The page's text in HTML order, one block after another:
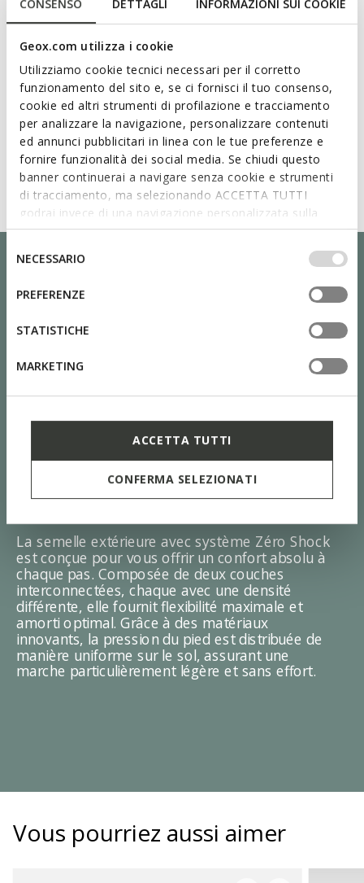
CONSENSO DETTAGLI INFORMAZIONI SUI COOKIE
Geox.com utilizza i cookie
Utilizziamo cookie tecnici necessari per il corretto
funzionamento del sito e, se ci fornisci il tuo consenso,
cookie ed altri strumenti di profilazione e tracciamento
per analizzare la navigazione, personalizzare contenuti
ed annunci pubblicitari in linea con le tue preferenze e
fornire funzionalità dei social media. Se chiudi questo
banner continuerai a navigare senza cookie e strumenti
di tracciamento, ma selezionando ACCETTA TUTTI
godrai invece di una navigazione personalizzata sulla
base dei tuoi gusti ed interessi. Selezionando
IMPOSTAZIONI potrai anche scegliere quali cookies ed
altri strumenti di tracciamento autorizzare. Per maggiori
informazioni o per modificare in qualsiasi momento le
tue impostazioni, visita la nostra
del
consenso
NECESSARIO
PREFERENZE
STATISTICHE
MARKETING
ACCETTA TUTTI
CONFERMA SELEZIONATI
SYSTÈME ZÉRO SHOCK
La semelle extérieure avec système Zéro Shock
est conçue pour vous offrir un confort absolu à
chaque pas. Composée de deux couches
interconnectées, chaque avec une densité
différente, elle fournit flexibilité maximale et
amorti optimal. Grâce à des matériaux
innovants, la pression du pied est distribuée de
manière uniforme sur le sol, assurant une
marche particulièrement légère et sans effort.
Vous pourriez aussi aimer